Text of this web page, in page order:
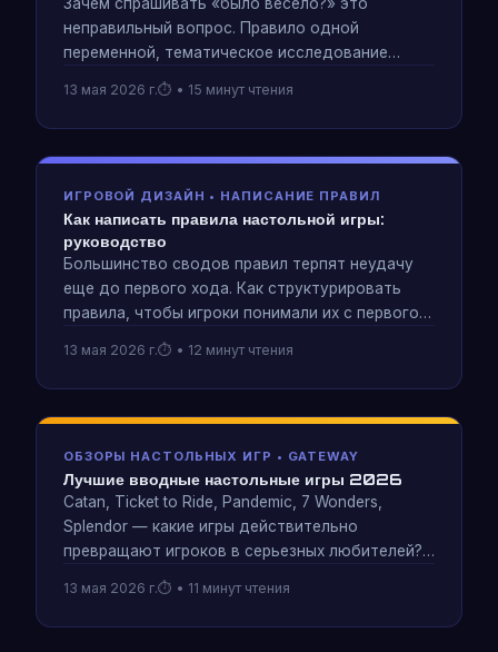
неправильный вопрос. Правило одной
переменной, тематическое исследование
смешанного опыта с калибровкой для
гандикапов и когда прекратить игровое
13 мая 2026 г. • 15 минут чтения
ИГРОВОЙ ДИЗАЙН • НАПИСАНИЕ ПРАВИЛ
Как написать правила настольной игры:
руководство
Большинство сводов правил терпят неудачу
еще до первого хода. Как структурировать
правила, чтобы игроки понимали их с первого
постепенное раскрытие и уроки 25 лет
преподавания Neutronium: Parallel Wars новым
13 мая 2026 г. • 12 минут чтения
ОБЗОРЫ НАСТОЛЬНЫХ ИГР • GATEWAY
Лучшие вводные настольные игры 2026
Catan, Ticket to Ride, Pandemic, 7 Wonders,
Splendor — какие игры действительно
превращают игроков в серьезных любителей?
к чему она не готовит игроков.
13 мая 2026 г. • 11 минут чтения